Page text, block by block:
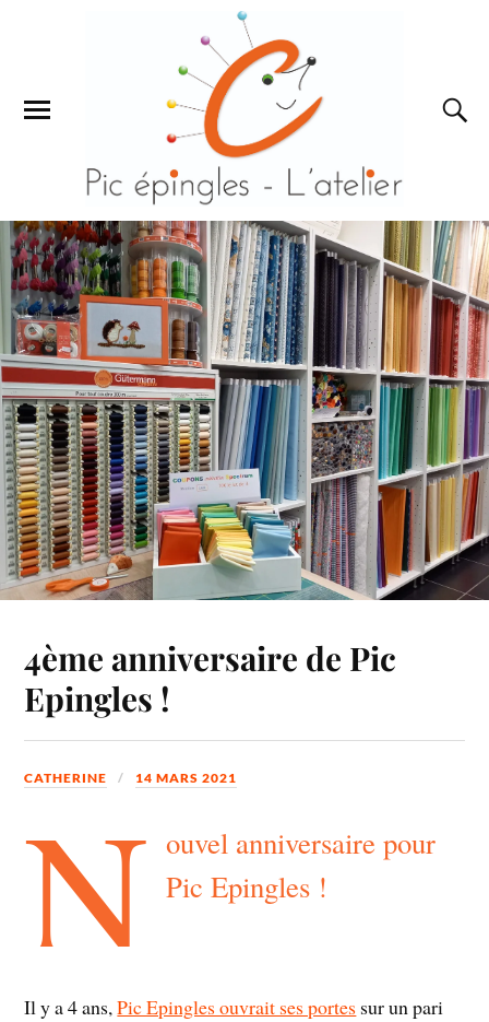
4ème anniversaire de Pic
Epingles !
CATHERINE 14 MARS 2021
N ouvel anniversaire pour
Pic Epingles !
Il y a 4 ans,Pic Epingles ouvrait ses portes sur un pari